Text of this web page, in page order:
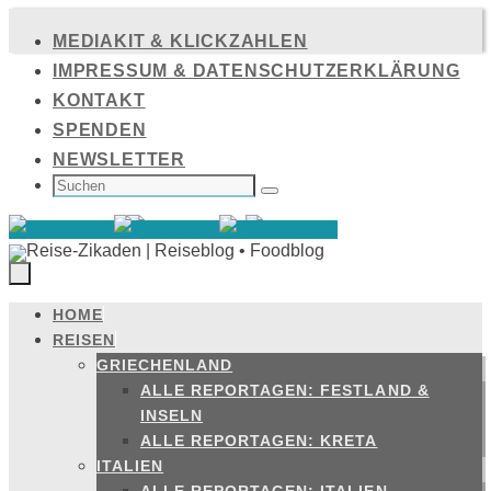
Inhalt
springen
MEDIAKIT & KLICKZAHLEN
IMPRESSUM & DATENSCHUTZERKLÄRUNG
KONTAKT
SPENDEN
NEWSLETTER
SUCHEN
NACH: Suchen
Zum
Inhalt
springen
HOME
REISEN
GRIECHENLAND
ALLE REPORTAGEN: FESTLAND &
INSELN
ALLE REPORTAGEN: KRETA
ITALIEN